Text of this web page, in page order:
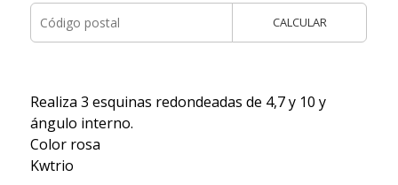
CALCULAR
Realiza 3 esquinas redondeadas de 4,7 y 10 y
ángulo interno.
Color rosa
Kwtrio